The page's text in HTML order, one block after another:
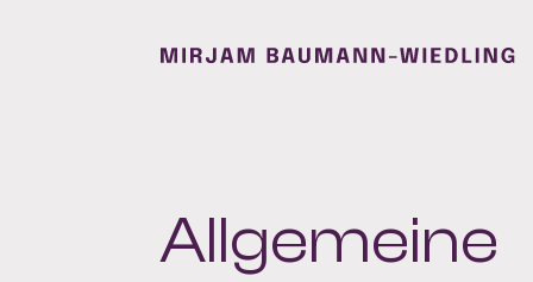
Allgemeine